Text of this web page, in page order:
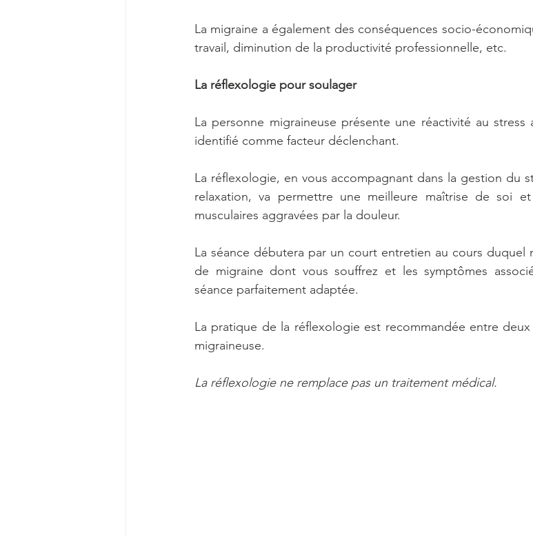
La migraine a également des conséquences socio-
travail, diminution de la productivité professionnelle, etc.
La réflexologie pour soulager
La personne migraineuse présente une réactivité au
identifié comme facteur déclenchant.
La réflexologie, en vous accompagnant dans la gestion du
relaxation, va permettre une meilleure maîtrise de soi
musculaires aggravées par la douleur.
La séance débutera par un court entretien au cours
de migraine dont vous souffrez et les symptômes
séance parfaitement adaptée.
La pratique de la réflexologie est recommandée entre
migraineuse.
La réflexologie ne remplace pas un traitement médical.